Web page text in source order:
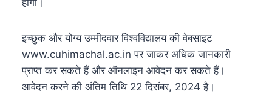
होगी।
इच्छुक और योग्य उम्मीदवार विश्वविद्यालय की वेबसाइट
www.cuhimachal.ac.in पर जाकर अधिक जानकारी
प्राप्त कर सकते हैं और ऑनलाइन आवेदन कर सकते हैं।
आवेदन करने की अंतिम तिथि 22 दिसंबर, 2024 है।